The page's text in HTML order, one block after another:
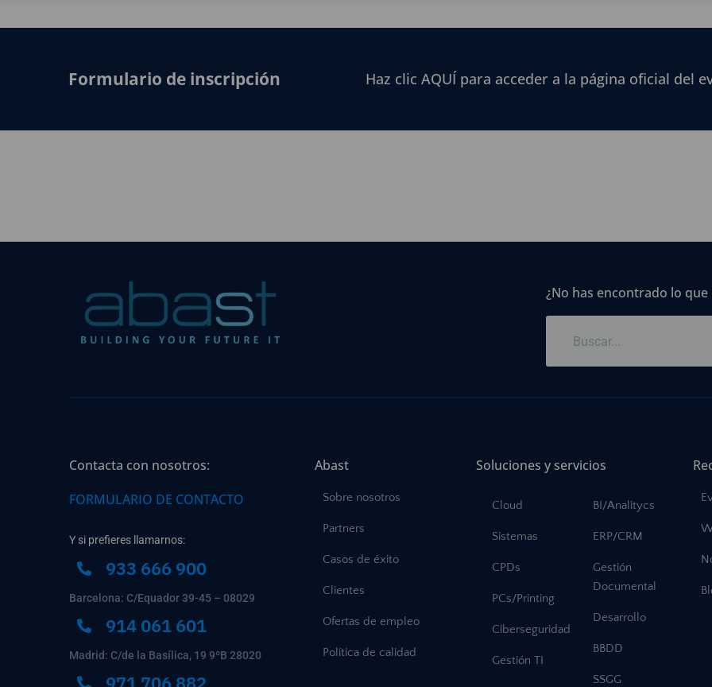
Formulario de inscripción Haz clic AQUÍ para acceder a la página oficial del
¿No has encontrado lo
Contacta con nosotros:
FORMULARIO DE CONTACTO
Y si prefieres llamarnos:
933 666 900
Barcelona: C/Equador 39-45 – 08029
914 061 601
Madrid: C/de la Basílica, 19 9ºB 28020
Abast
Sobre nosotros
Partners
Casos de éxito
Clientes
Ofertas de empleo
Política de calidad
Soluciones y servicios
Cloud
Sistemas
CPDs
PCs/Printing
Ciberseguridad
Gestión TI
BI/Analitycs
ERP/CRM
Gestión
Documental
Desarrollo
BBDD
SSGG